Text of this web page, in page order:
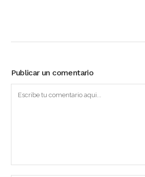
Publicar un comentario